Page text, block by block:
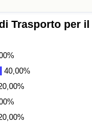
Trasporto per
40,00%
(Corrente)
per Nazione